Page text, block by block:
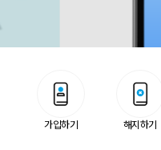
가입하기 해지하기